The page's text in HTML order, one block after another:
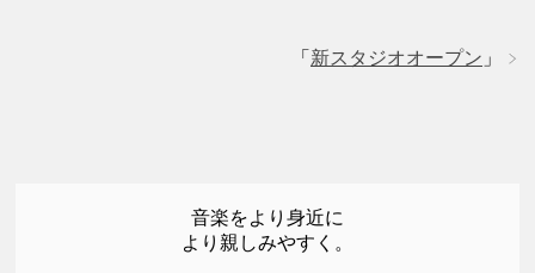
「 新スタジオオープン 」
音楽をより身近に
より親しみやすく。